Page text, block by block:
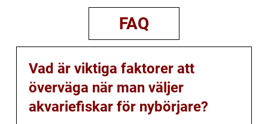
FAQ
Vad är viktiga faktorer att
överväga när man väljer
akvariefiskar för nybörjare?